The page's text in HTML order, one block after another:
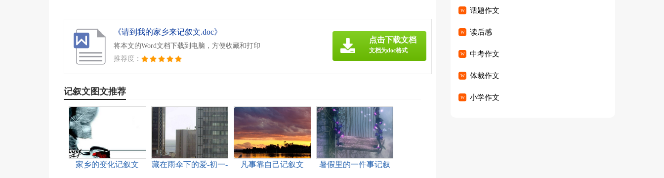
《请到我的家乡来记叙文.doc》
将本文的Word文档下载到电脑，方便收藏和打印
推荐度：
点击下载文档
文档为doc格式
记叙文图文推荐
家乡的变化记叙文
藏在雨伞下的爱-初一-
凡事靠自己记叙文
暑假里的一件事记叙
话题作文
读后感
中考作文
体裁作文
小学作文